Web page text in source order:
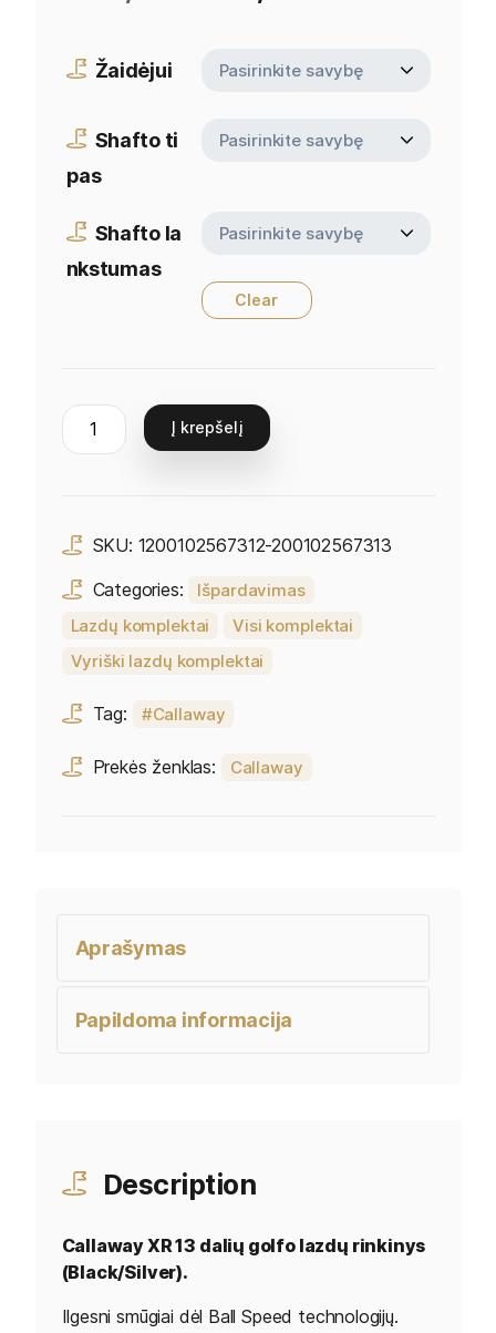
Žaidėjui
Shafto ti
pas
Shafto la
nkstumas
Clear
Į krepšelį
SKU: 1200102567312-200102567313
Categories:
Išpardavimas
Lazdų komplektai
Visi komplektai
Vyriški lazdų komplektai
Tag: Callaway
Prekės ženklas: Callaway
Aprašymas
Papildoma informacija
Description
Callaway XR 13 dalių golfo lazdų rinkinys
(Black/Silver).
Ilgesni smūgiai dėl Ball Speed technologijų.